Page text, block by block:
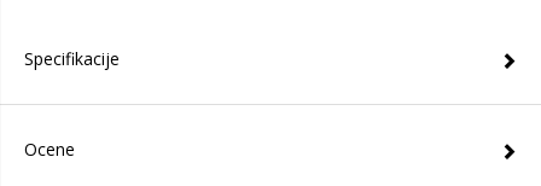
Specifikacije
Ocene